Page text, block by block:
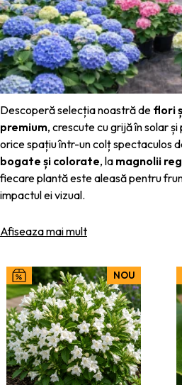
Descoperă selecția noastră de flori
premium, crescute cu grijă în solar
orice spațiu într-un colț spectaculos
bogate și colorate, la magnolii
fiecare plantă este aleasă pentru
impactul ei vizual.
ceea ce le permite să se dezvolte
ta, sunt deja viguroase și pregătite
🌿De ce să alegi plantele
Calitate de pepinieră– plante
cu rădăcini sănătoase
Diversitate coloristică
–
Afiseaza mai mult
NOU